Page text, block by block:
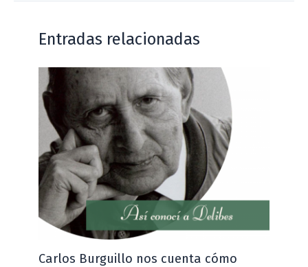
Entradas relacionadas
Carlos Burguillo nos cuenta cómo